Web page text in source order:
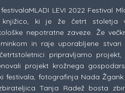
LEVI 2022 Festival
knjižico, ki je že četrt stoletja
nepotratne zaveze. Že
in raje uporabljene stvari
pripravljamo
projekt krožnega
festivala, fotografinja Nada
Tanja Radež bosta